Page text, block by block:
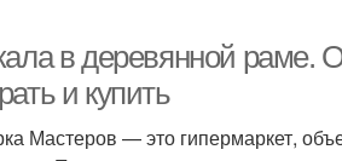
в деревянной раме.
и купить
Мастеров — это гипермаркет,